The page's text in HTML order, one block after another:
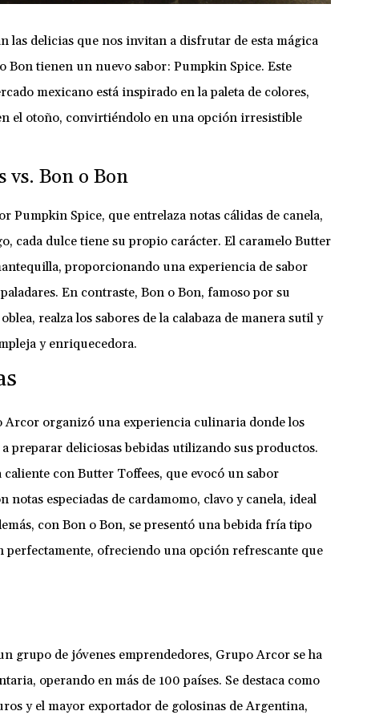
las delicias que nos invitan a disfrutar de esta mágica
Bon tienen un nuevo sabor: Pumpkin Spice. Este
mexicano está inspirado en la paleta de colores,
el otoño, convirtiéndolo en una opción irresistible
vs. Bon o Bon
Pumpkin Spice, que entrelaza notas cálidas de canela,
cada dulce tiene su propio carácter. El caramelo Butter
proporcionando una experiencia de sabor
En contraste, Bon o Bon, famoso por su
realza los sabores de la calabaza de manera sutil y
y enriquecedora.
Arcor organizó una experiencia culinaria donde los
preparar deliciosas bebidas utilizando sus productos.
con Butter Toffees, que evocó un sabor
especiadas de cardamomo, clavo y canela, ideal
con Bon o Bon, se presentó una bebida fría tipo
perfectamente, ofreciendo una opción refrescante que
grupo de jóvenes emprendedores, Grupo Arcor se ha
operando en más de 100 países. Se destaca como
y el mayor exportador de golosinas de Argentina,